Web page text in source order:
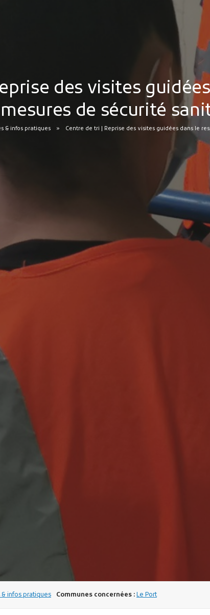
des visites
mesures de sécurité
& infos pratiques Centre de tri | Reprise des visites guidées dans le
infos pratiques Communes concernées :Le Port